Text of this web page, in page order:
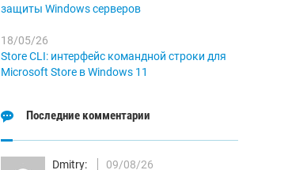
защиты Windows серверов
18/05/26
Store CLI: интерфейс командной строки для
Microsoft Store в Windows 11
Последние комментарии
Dmitry:
09/08/26